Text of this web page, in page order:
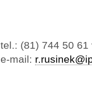
tel.: (81) 744 50 61
e-mail: